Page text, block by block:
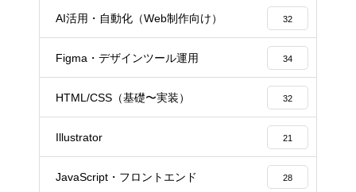
AI活用・自動化（Web制作向け） 32
Figma・デザインツール運用 34
HTML/CSS（基礎〜実装） 32
Illustrator 21
JavaScript・フロントエンド 28